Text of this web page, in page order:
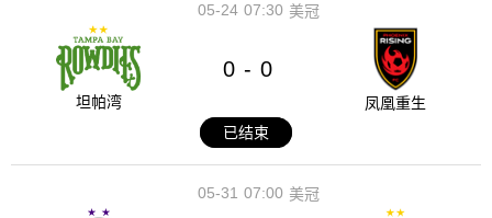
07:30
05-24 美冠
坦帕湾
0 - 0
凤凰重生
已结束
07:00
05-31 美冠